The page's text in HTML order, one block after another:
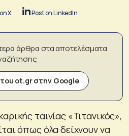
X Post on LinkedIn
άρθρα στα αποτελέσματα
ot.gr στην Google
ταινίας «Τιτανικός»,
όπως όλα δείχνουν να